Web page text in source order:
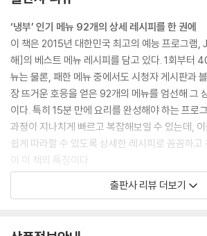
3. Chef 정창욱
심쿵 오믈렛
삼겹살 플레이트
엑소 떡볶이
괜찮아, 목심이야
타코 리턴
미소볼
의기양양
순결한 튀김
우와한 양갈비
‘냉부’ 인기 메뉴 92개의 상세 레시피를 한 권에
이 책은 2015년 대한민국 최고의 예능 프로그램,
해]의 베스트 메뉴 레시피를 담고 있다. 1회부터
뉴는 물론, 패한 메뉴 중에서도 시청자 게시판과
장 뜨거운 호응을 얻은 92개의 메뉴를 엄선해 그
이다. 특히 15분 만에 요리를 완성해야 하는 프로
과정이 지나치게 빠르고 복잡해보일 수 있는데,
쉽게 따라할 수 있도록 상세한 레시피로 꼼꼼하고
이 이 책의 특징이다.
방송만 보고는 도무지 따라 만들 수 없었던 이들,
편하게 레시피를 확인해야 했던 이들, 기존 레시피
출판사 리뷰 더보기